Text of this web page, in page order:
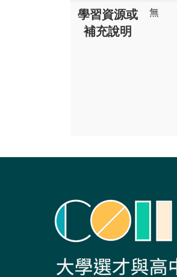
學習資源或
補充說明
無